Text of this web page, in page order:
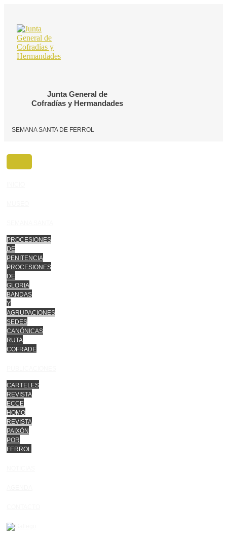
contenido
Junta General de
Cofradías y Hermandades
SEMANA SANTA DE FERROL
PROCESIONES
DE
PENITENCIA
PROCESIONES
DE
GLORIA
BANDAS
Y
AGRUPACIONES
SEDES
CANÓNICAS
RUTA
COFRADE
CARTELES
REVISTA
ECCE
HOMO
REVISTA
PAIXÓN
POR
FERROL